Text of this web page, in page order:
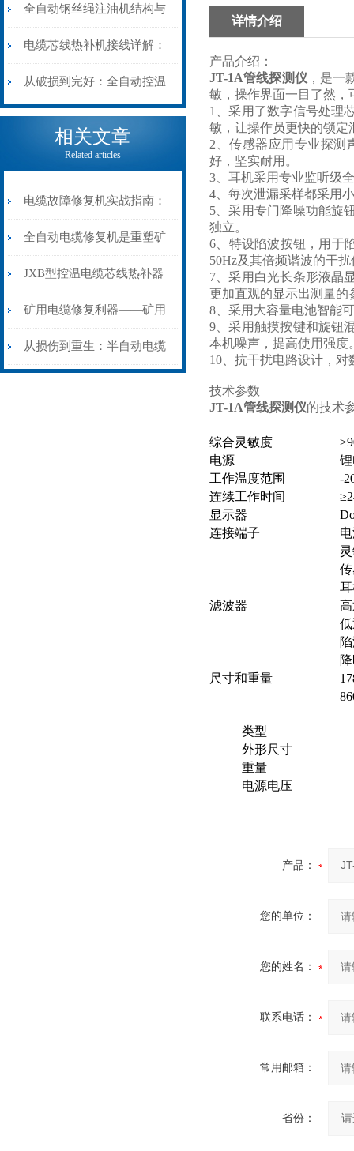
阻”到“波形特征”的精准诊
断逻辑
动电缆修复机的快速换型逻
辑
全自动钢丝绳注油机结构与
工作原理：揭秘高效润滑的
机械密码
电缆芯线热补机接线详解：
从入门到精通
从破损到完好：全自动控温
电缆热补机的核心价值
相关文章
Related articles
电缆故障修复机实战指南：
从“盲测”到“精确定点”的三
步作业法
全自动电缆修复机是重塑矿
山电力动脉的“智能外科医
生”
JXB型控温电缆芯线热补器
安装与接线：精准修复的工
艺基石
矿用电缆修复利器——矿用
电缆热补机智能控温，安全
从损伤到重生：半自动电缆
详情介绍
产品介绍：
JT-1A管线探测仪 ，是一
敏，操作界面一目了然，
1、采用了数字信号处理
敏，让操作员更快的锁定
2、传感器应用专业探测
好，坚实耐用。
3、耳机采用专业监听级
4、每次泄漏采样都采用
5、采用专门降噪功能旋
独立。
6、特设陷波按钮，用于
50Hz及其倍频谐波的干
7、采用白光长条形液晶
更加直观的显示出测量的
8、采用大容量电池智能
9、采用触摸按键和旋钮
本机噪声，提高使用强度
10、抗干扰电路设计，
技术参数
JT-1A管线探测仪的技术
综合灵敏度
电源
工作温度范围
-
连续工作时间
显示器
连接端子
滤波器
尺寸和重量
类型
外形尺寸
重量
电源电压
产品：
您的单位：
您的姓名：
联系电话：
常用邮箱：
省份：